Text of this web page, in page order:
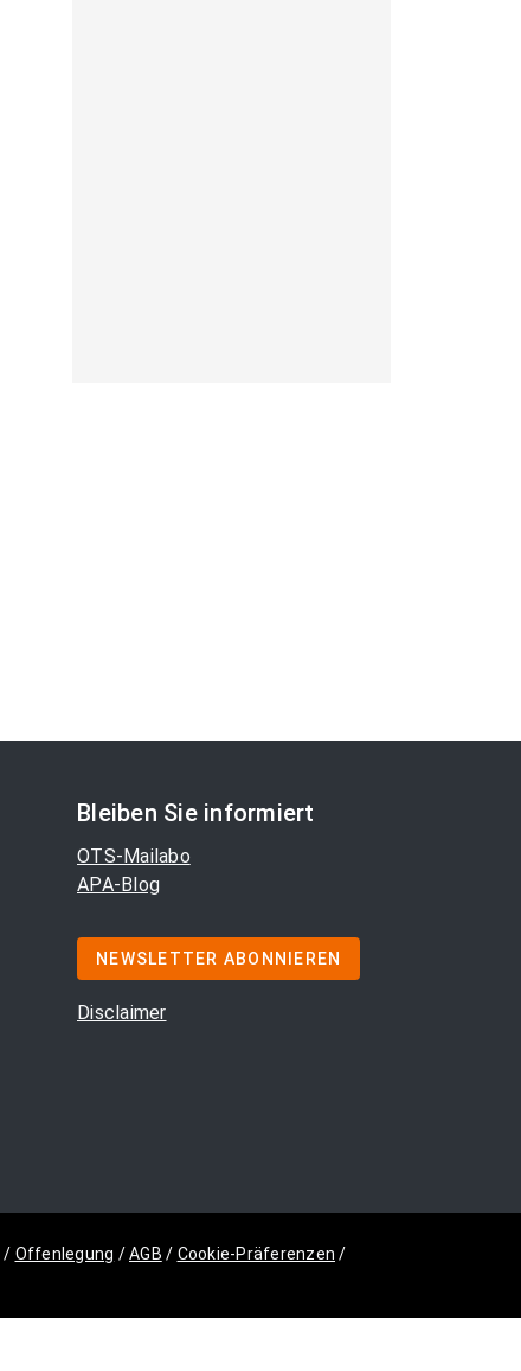
Bleiben Sie informiert
OTS-Mailabo
APA-Blog
NEWSLETTER ABONNIEREN
Disclaimer
/ Offenlegung /AGB / Cookie-Präferenzen /